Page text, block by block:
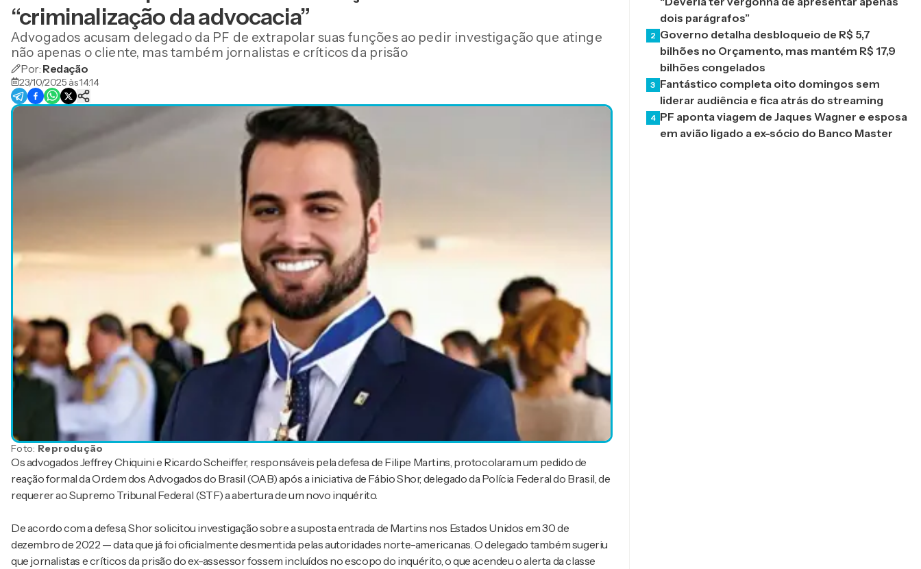
“criminalização da advocacia”
Advogados acusam delegado da PF de extrapolar suas funções ao pedir investigação que atinge
não apenas o cliente, mas também jornalistas e críticos da prisão
Por: Redação
23/10/2025 às 14:14
Foto: Reprodução
Os advogados Jeffrey Chiquini e Ricardo Scheiffer, responsáveis pela defesa de Filipe Martins, protocolaram um pedido de
reação formal da Ordem dos Advogados do Brasil (OAB) após a iniciativa de Fábio Shor, delegado da Polícia Federal do Brasil, de
requerer ao Supremo Tribunal Federal (STF) a abertura de um novo inquérito.
De acordo com a defesa, Shor solicitou investigação sobre a suposta entrada de Martins nos Estados Unidos em 30 de
dezembro de 2022 — data que já foi oficialmente desmentida pelas autoridades norte-americanas. O delegado também sugeriu
que jornalistas e críticos da prisão do ex-assessor fossem incluídos no escopo do inquérito, o que acendeu o alerta da classe
dois parágrafos”
2 Governo detalha desbloqueio de R$ 5,7
bilhões no Orçamento, mas mantém R$ 17,9
bilhões congelados
3 Fantástico completa oito domingos sem
liderar audiência e fica atrás do streaming
4 PF aponta viagem de Jaques Wagner e esposa
em avião ligado a ex-sócio do Banco Master